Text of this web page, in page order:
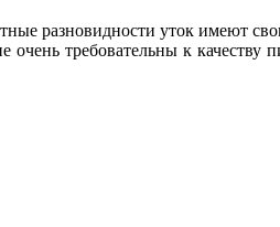
разновидности уток имеют
очень требовательны к